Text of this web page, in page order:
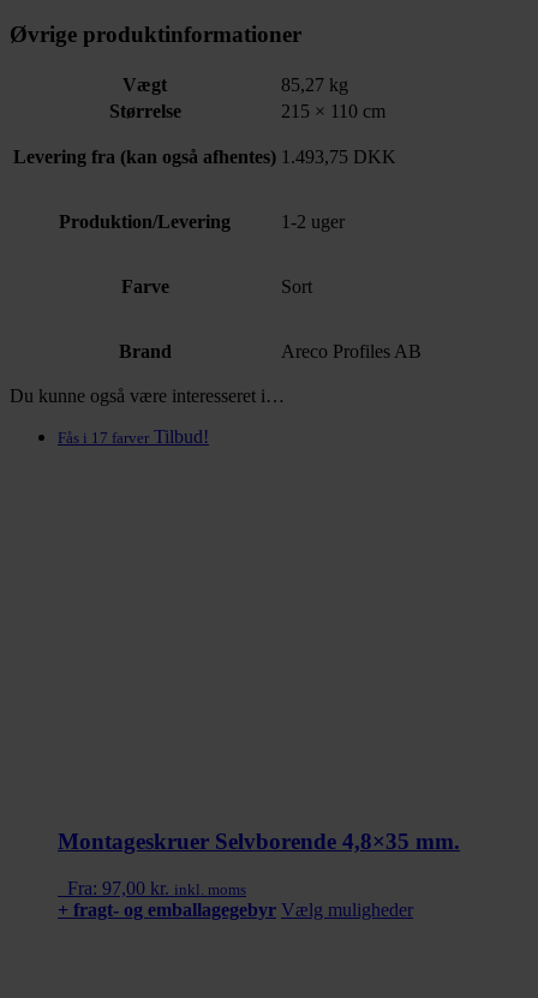
Øvrige produktinformationer
Vægt
85,27 kg
Størrelse
215 × 110 cm
Levering fra (kan også afhentes) 1.493,75 DKK
Produktion/Levering 1-2 uger
Farve Sort
Brand Areco Profiles AB
Du kunne også være interesseret i…
Fås i 17 farver Tilbud!
Montageskruer Selvborende 4,8×35 mm.
Fra: 97,00 kr. inkl. moms
+ fragt- og emballagegebyr Vælg mulighederDette